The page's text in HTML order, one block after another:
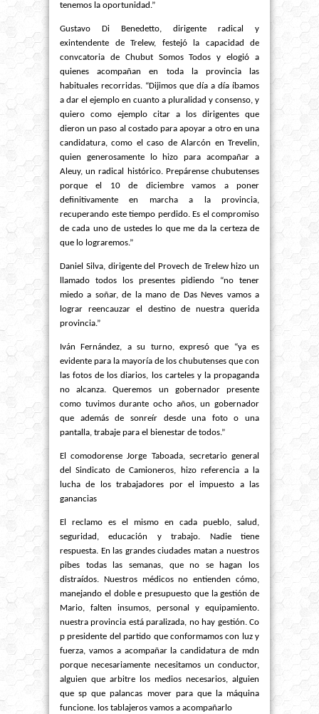
tenemos la oportunidad.”
Gustavo Di Benedetto, dirigente radical y
exintendente de Trelew, festejó la capacidad de
convcatoria de Chubut Somos Todos y elogió a
quienes acompañan en toda la provincia las
habituales recorridas. “Dijimos que día a día íbamos
a dar el ejemplo en cuanto a pluralidad y consenso, y
quiero como ejemplo citar a los dirigentes que
dieron un paso al costado para apoyar a otro en una
candidatura, como el caso de Alarcón en Trevelin,
quien generosamente lo hizo para acompañar a
Aleuy, un radical histórico. Prepárense chubutenses
porque el 10 de diciembre vamos a poner
definitivamente en marcha a la provincia,
recuperando este tiempo perdido. Es el compromiso
de cada uno de ustedes lo que me da la certeza de
que lo lograremos.”
Daniel Silva, dirigente del Provech de Trelew hizo un
llamado todos los presentes pidiendo “no tener
miedo a soñar, de la mano de Das Neves vamos a
lograr reencauzar el destino de nuestra querida
provincia.”
Iván Fernández, a su turno, expresó que “ya es
evidente para la mayoría de los chubutenses que con
las fotos de los diarios, los carteles y la propaganda
no alcanza. Queremos un gobernador presente
como tuvimos durante ocho años, un gobernador
que además de sonreír desde una foto o una
pantalla, trabaje para el bienestar de todos.”
El comodorense Jorge Taboada, secretario general
del Sindicato de Camioneros, hizo referencia a la
lucha de los trabajadores por el impuesto a las
ganancias
El reclamo es el mismo en cada pueblo, salud,
seguridad, educación y trabajo. Nadie tiene
respuesta. En las grandes ciudades matan a nuestros
pibes todas las semanas, que no se hagan los
distraídos. Nuestros médicos no entienden cómo,
manejando el doble e presupuesto que la gestión de
Mario, falten insumos, personal y equipamiento.
nuestra provincia está paralizada, no hay gestión. Co
p presidente del partido que conformamos con luz y
fuerza, vamos a acompañar la candidatura de mdn
porque necesariamente necesitamos un conductor,
alguien que arbitre los medios necesarios, alguien
que sp que palancas mover para que la máquina
funcione. los tablajeros vamos a acompañarlo